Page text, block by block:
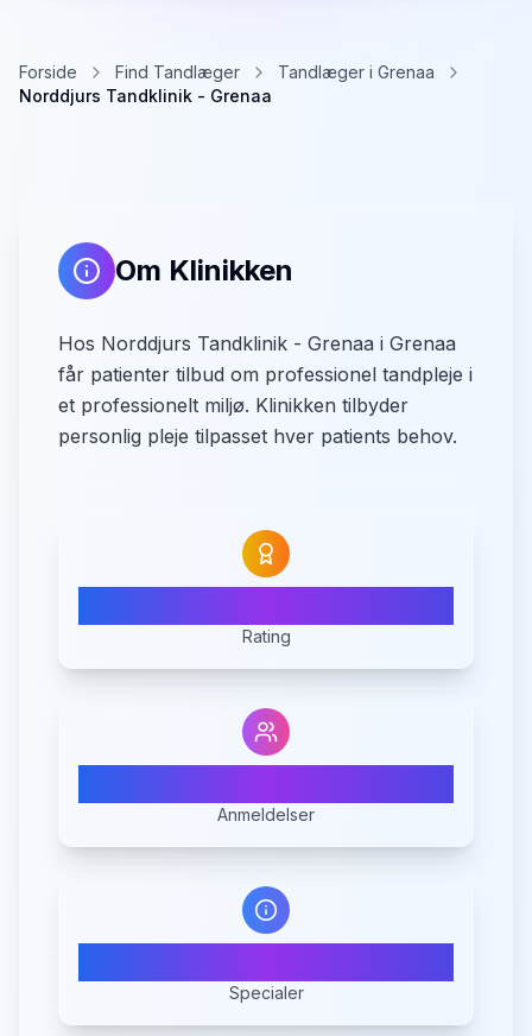
Forside Find Tandlæger
Tandlæger i Grenaa
Norddjurs Tandklinik - Grenaa
Om Klinikken
Hos Norddjurs Tandklinik - Grenaa i Grenaa
får patienter tilbud om professionel tandpleje i
et professionelt miljø. Klinikken tilbyder
personlig pleje tilpasset hver patients behov.
Rating
Anmeldelser
Specialer